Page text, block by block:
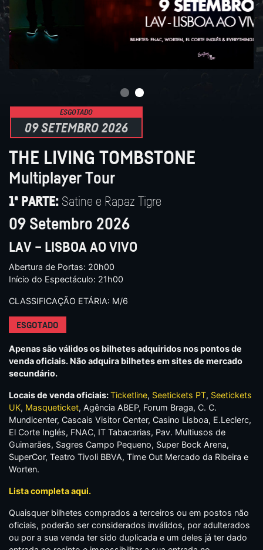
09 SETEMBRO 2026
ESGOTADO
THE LIVING TOMBSTONE
Multiplayer Tour
1ª PARTE: Satine e Rapaz Tigre
09 Setembro 2026
LAV – LISBOA AO VIVO
Abertura de Portas: 20h00
Início do Espectáculo: 21h00
CLASSIFICAÇÃO ETÁRIA: M/6
ESGOTADO
Apenas são válidos os bilhetes adquiridos nos pontos de
venda oficiais. Não adquira bilhetes em sites de mercado
secundário.
Locais de venda oficiais:Ticketline, Seetickets PT, Seetickets
UK, Masqueticket, Agência ABEP, Forum Braga, C. C.
Mundicenter, Cascais Visitor Center, Casino Lisboa, E.Leclerc,
El Corte Inglés, FNAC, IT Tabacarias, Pav. Multiusos de
Guimarães, Sagres Campo Pequeno, Super Bock Arena,
SuperCor, Teatro Tivoli BBVA, Time Out Mercado da Ribeira e
Worten.
Lista completa aqui.
Quaisquer bilhetes comprados a terceiros ou em postos não
oficiais, poderão ser considerados inválidos, por adulterados
ou por a sua venda ter sido duplicada e um deles já ter dado